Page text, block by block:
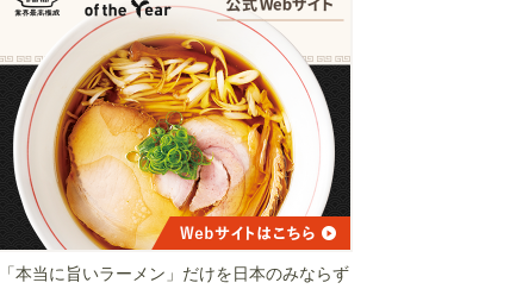
「本当に旨いラーメン」だけを日本のみならず